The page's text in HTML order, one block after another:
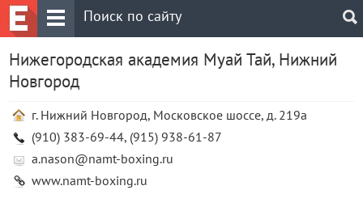
Нижегородская академия Муай Тай, Нижний
Новгород
г. Нижний Новгород, Московское шоссе, д. 219а
(910) 383-69-44, (915) 938-61-87
a.nason@namt-boxing.ru
www.namt-boxing.ru